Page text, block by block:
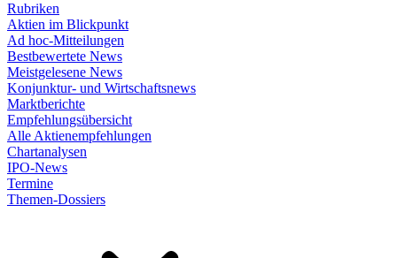
Rubriken
Aktien im Blickpunkt
Ad hoc-Mitteilungen
Bestbewertete News
Meistgelesene News
Konjunktur- und Wirtschaftsnews
Marktberichte
Empfehlungsübersicht
Alle Aktienempfehlungen
Chartanalysen
IPO-News
Termine
Themen-Dossiers